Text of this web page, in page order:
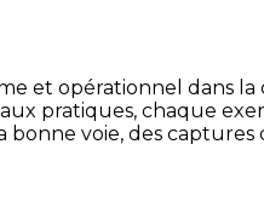
et opérationnel dans
pratiques, chaque
voie, des